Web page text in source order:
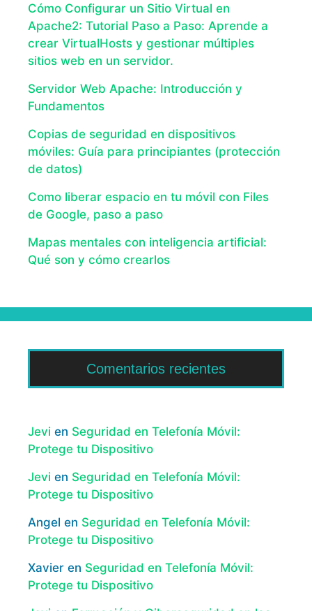
Cómo Configurar un Sitio Virtual en
Apache2: Tutorial Paso a Paso: Aprende a
crear VirtualHosts y gestionar múltiples
sitios web en un servidor.
Servidor Web Apache: Introducción y
Fundamentos
Copias de seguridad en dispositivos
móviles: Guía para principiantes (protección
de datos)
Como liberar espacio en tu móvil con Files
de Google, paso a paso
Mapas mentales con inteligencia artificial:
Qué son y cómo crearlos
Comentarios recientes
Jevi en Seguridad en Telefonía Móvil:
Protege tu Dispositivo
Jevi en Seguridad en Telefonía Móvil:
Protege tu Dispositivo
Angel en Seguridad en Telefonía Móvil:
Protege tu Dispositivo
Xavier en Seguridad en Telefonía Móvil:
Protege tu Dispositivo